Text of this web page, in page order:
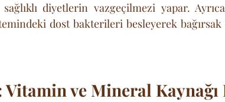
diyetlerin vazgeçilmezi yapar.
dost bakterileri besleyerek bağırsak
Vitamin ve Mineral Kaynağı